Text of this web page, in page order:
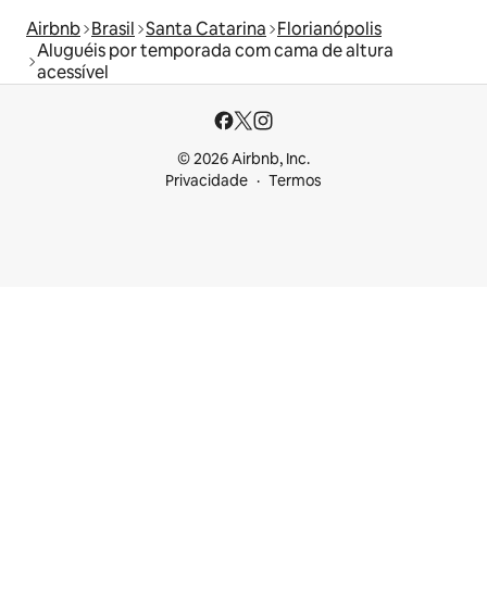
Airbnb Brasil Santa Catarina Florianópolis
Aluguéis por temporada com cama de altura
acessível
© 2026 Airbnb, Inc.
Privacidade
Termos